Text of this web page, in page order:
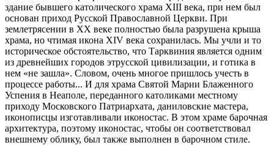
здание бывшего католического храма XIII века, при нем был
основан приход Русской Православной Церкви. При
землетрясении в XX веке полностью была разрушена крыша
храма, но чтимая икона XIV века сохранилась. Мы учли и то
историческое обстоятельство, что Тарквиния является одним
из древнейших городов этрусской цивилизации, и готика в
нем «не зашла». Словом, очень многое пришлось учесть в
процессе работы... И для храма Святой Марии Блаженного
Успения в Неаполе, переданного католиками местному
приходу Московского Патриархата, даниловские мастера,
иконописцы изготавливали иконостас. В этом храме барочная
архитектура, поэтому иконостас, чтобы он соответствовал
внешнему облику, был также выполнен в барочном стиле.